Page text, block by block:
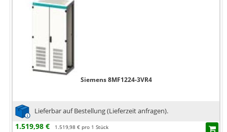
Siemens 8MF1224-3VR4
Lieferbar auf Bestellung (Lieferzeit anfragen).
1.519,98 €
1.519,98 € pro 1 Stück